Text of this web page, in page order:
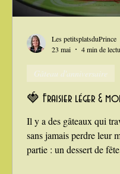
Grillades, barbecues et
🍓 Fraisier léger &
Il y a des gâteaux qui
sans jamais perdre leur
partie : un dessert de
Gâteau d'anniversaire
Les petitsplatsduPrince
23 mai
4 min de